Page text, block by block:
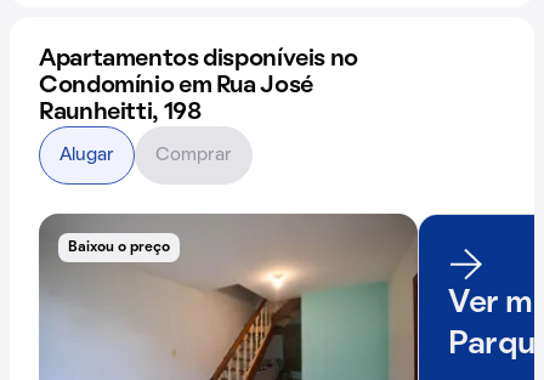
Apartamentos disponíveis no
Condomínio em Rua José
Raunheitti, 198
Baixou o preço
Ver
Alugar Comprar